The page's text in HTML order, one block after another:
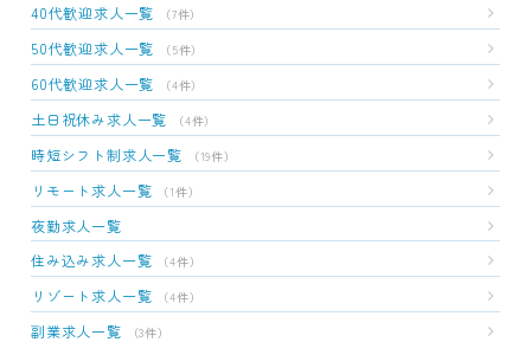
40代歓迎求人一覧 （7件）
50代歓迎求人一覧 （5件）
60代歓迎求人一覧 （4件）
土日祝休み求人一覧 （4件）
時短シフト制求人一覧 （19件）
リモート求人一覧 （1件）
夜勤求人一覧
住み込み求人一覧
（4件）
リゾート求人一覧 （4件）
副業求人一覧 （3件）